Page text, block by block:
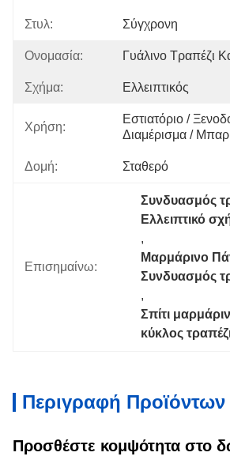
Στυλ: Σύγχρονη
Ονομασία: Γυάλινο Τραπέζι
Σχήμα: Ελλειπτικός
Χρήση:
Εστιατόριο /
Διαμέρισμα / Μπαρ
Δομή: Σταθερό
Επισημαίνω:
Συνδυασμός
Ελλειπτικό
,
Μαρμάρινο
Συνδυασμός
,
Σπίτι
κύκλος
Περιγραφή Προϊόντων
Προσθέστε κομψότητα στο